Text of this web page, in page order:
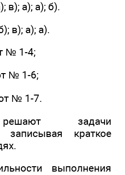
в); а); а); б).
в); а); а).
№ 1-4;
№ 1-6;
№ 1-7.
задачи
записывая краткое
выполнения